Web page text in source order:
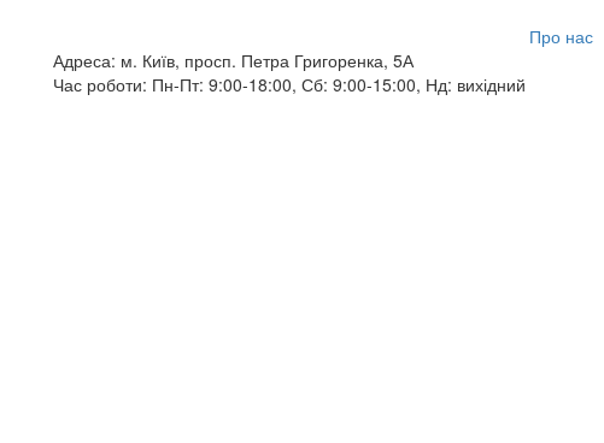
Про нас
Адреса: м. Київ, просп. Петра Григоренка, 5А
Час роботи: Пн-Пт: 9:00-18:00, Сб: 9:00-15:00, Нд: вихідний